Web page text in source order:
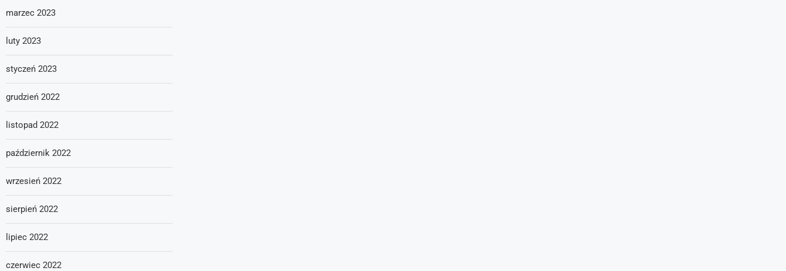
marzec 2023
luty 2023
styczeń 2023
grudzień 2022
listopad 2022
październik 2022
wrzesień 2022
sierpień 2022
lipiec 2022
czerwiec 2022